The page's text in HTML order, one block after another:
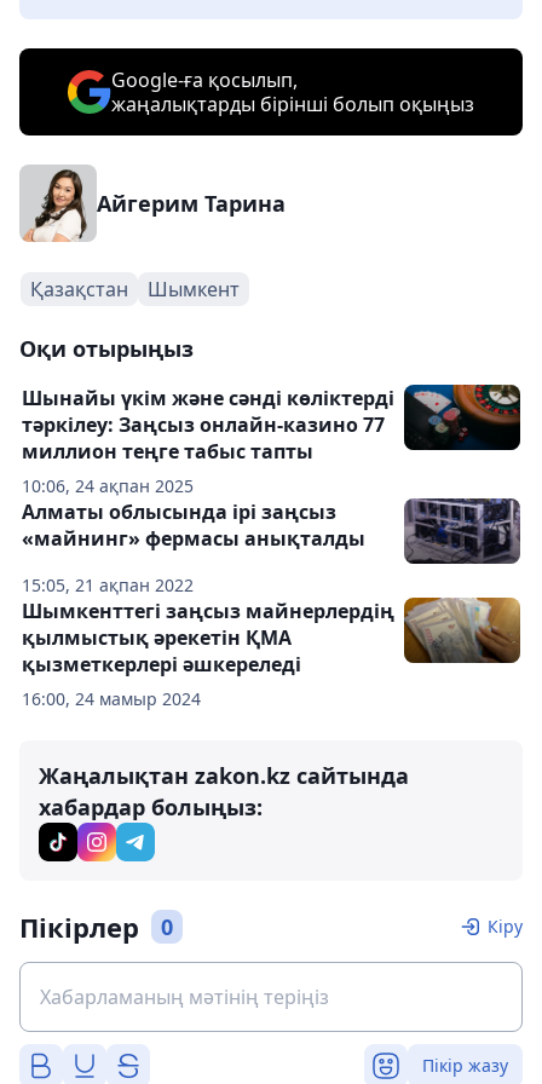
Google-ға қосылып,
жаңалықтарды бірінші болып оқыңыз
Айгерим Тарина
Қазақстан Шымкент
Оқи отырыңыз
10:06, 24 ақпан 2025
Шынайы үкім және сәнді көліктерді
тәркілеу: Заңсыз онлайн-казино 77
миллион теңге табыс тапты
15:05, 21 ақпан 2022
Алматы облысында ірі заңсыз
«майнинг» фермасы анықталды
16:00, 24 мамыр 2024
Шымкенттегі заңсыз майнерлердің
қылмыстық әрекетін ҚМА
қызметкерлері әшкереледі
Жаңалықтан zakon.kz сайтында
хабардар болыңыз:
Пікірлер 0 Кіру
Пікір жазу